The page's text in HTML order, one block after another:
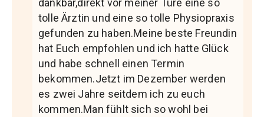
tolle Ärztin und eine so tolle Physiopraxis
gefunden zu haben.Meine beste Freundin
hat Euch empfohlen und ich hatte Glück
und habe schnell einen Termin
bekommen.Jetzt im Dezember werden
es zwei Jahre seitdem ich zu euch
kommen.Man fühlt sich so wohl bei